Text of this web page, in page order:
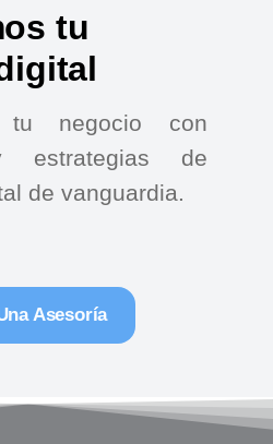
tu
tu negocio con
estrategias de
de vanguardia.
Asesoría